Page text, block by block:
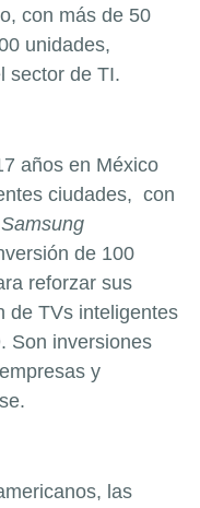
con más de 50
unidades,
sector de TI.
años en México
ciudades, con
Samsung
de 100
reforzar sus
de TVs inteligentes
Son inversiones
y
las